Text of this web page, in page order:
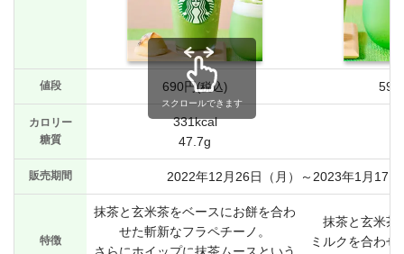
値段 690円(税込) 590
カロリー
糖質
331kcal
47.7g
販売期間 2022年12月26日（月）～2023年1月17日
特徴
抹茶と玄米茶をベースにお餅を合わ
せた斬新なフラペチーノ。
さらにホイップに抹茶ムースという
抹茶と玄米茶
ミルクを合わ
スクロールできます